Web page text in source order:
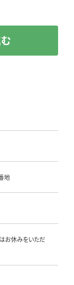
地
お休みをいただ